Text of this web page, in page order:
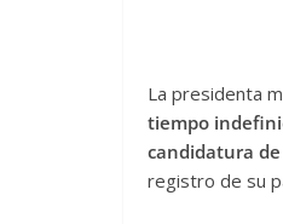
La presidenta
tiempo
candidatura
registro de su